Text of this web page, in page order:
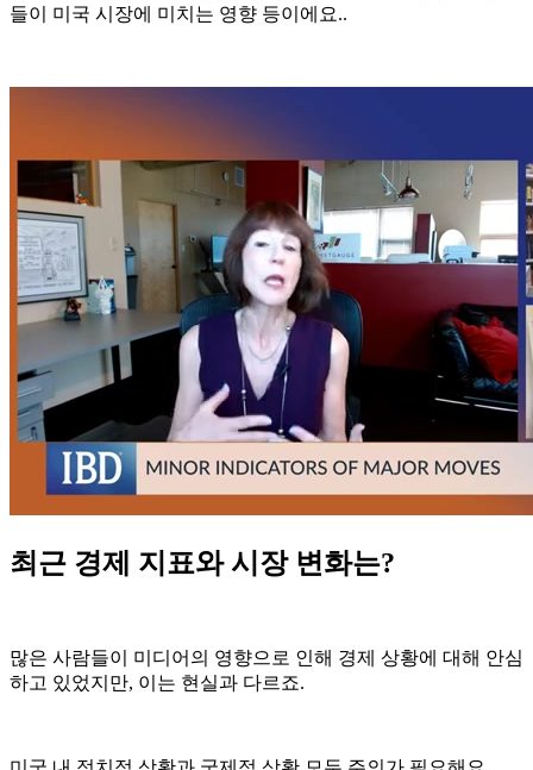
들이 미국 시장에 미치는 영향 등이에요..
최근 경제 지표와 시장 변화는?
많은 사람들이 미디어의 영향으로 인해 경제 상황에 대해 안심
하고 있었지만, 이는 현실과 다르죠.